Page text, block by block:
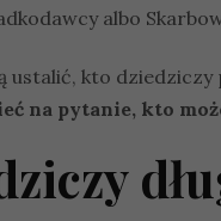
albo
ustalić, kto dziedziczy
na pytanie, kto